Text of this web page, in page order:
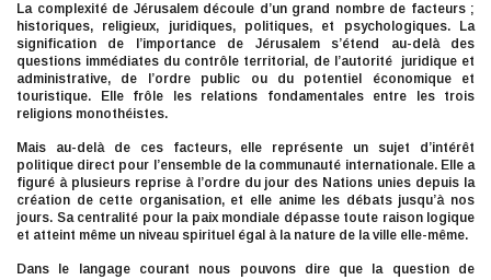
La complexité de Jérusalem découle d’un grand nombre de facteurs ;
historiques, religieux, juridiques, politiques, et psychologiques. La
signification de l’importance de Jérusalem s’étend au-delà des
questions immédiates du contrôle territorial, de l’autorité juridique et
administrative, de l’ordre public ou du potentiel économique et
touristique. Elle frôle les relations fondamentales entre les trois
religions monothéistes.
Mais au-delà de ces facteurs, elle représente un sujet d’intérêt
politique direct pour l’ensemble de la communauté internationale. Elle a
figuré à plusieurs reprise à l’ordre du jour des Nations unies depuis la
création de cette organisation, et elle anime les débats jusqu’à nos
jours. Sa centralité pour la paix mondiale dépasse toute raison logique
et atteint même un niveau spirituel égal à la nature de la ville elle-même.
Dans le langage courant nous pouvons dire que la question de